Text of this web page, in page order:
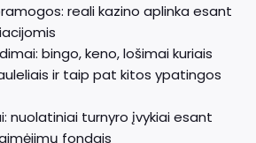
reali kazino aplinka esant
bingo, keno, lošimai kuriais
ir taip pat kitos ypatingos
nuolatiniai turnyro įvykiai esant
fondais